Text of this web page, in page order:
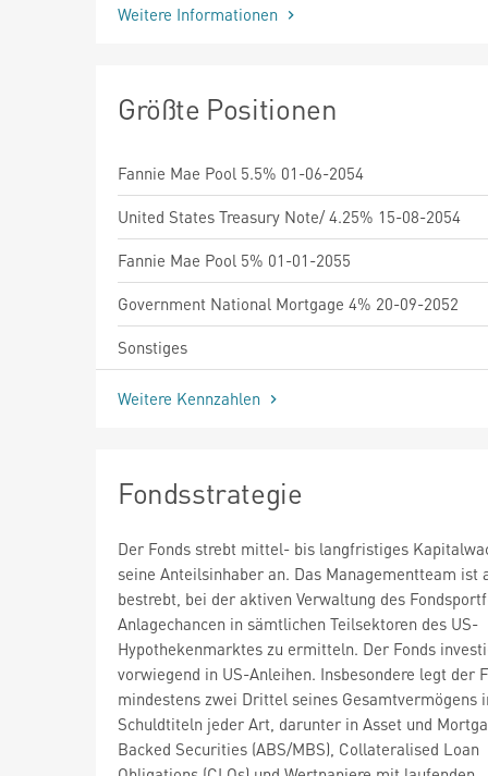
Weitere Informationen
Größte Positionen
Fannie Mae Pool 5.5% 01-06-2054
United States Treasury Note/ 4.25% 15-08-2054
Fannie Mae Pool 5% 01-01-2055
Government National Mortgage 4% 20-09-2052
Sonstiges
Weitere Kennzahlen
Fondsstrategie
Der Fonds strebt mittel- bis langfristiges
seine Anteilsinhaber an. Das Managementteam ist
bestrebt, bei der aktiven Verwaltung des
Anlagechancen in sämtlichen Teilsektoren des US-
Hypothekenmarktes zu ermitteln. Der Fonds
vorwiegend in US-Anleihen. Insbesondere legt der
mindestens zwei Drittel seines Gesamtvermögens
Schuldtiteln jeder Art, darunter in Asset und
Backed Securities (ABS/MBS), Collateralised Loan